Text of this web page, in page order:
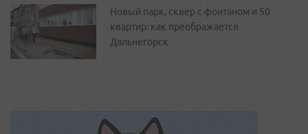
Новый парк, сквер с фонтаном и 50
квартир: как преображается
Дальнегорск